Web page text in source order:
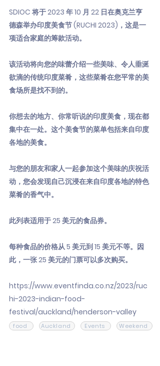
SDIOC 将于 2023 年 10 月 22 日在奥克兰亨
德森举办印度美食节 (RUCHI 2023)，这是一
项适合家庭的筹款活动。
该活动将向您的味蕾介绍一些美味、令人垂涎
欲滴的传统印度菜肴，这些菜肴在您平常的美
食场所是找不到的。
你想去的地方、你常听说的印度美食，现在都
集中在一处。这个美食节的菜单包括来自印度
各地的美食。
与您的朋友和家人一起参加这个美味的庆祝活
动，您会发现自己沉浸在来自印度各地的特色
菜肴的香气中。
此列表适用于 25 美元的食品券。
每种食品的价格从 5 美元到 15 美元不等。因
此，一张 25 美元的门票可以多次购买。
https://www.eventfinda.co.nz/2023/ruc
hi-2023-indian-food-
festival/auckland/henderson-valley
food Auckland Events Weekend